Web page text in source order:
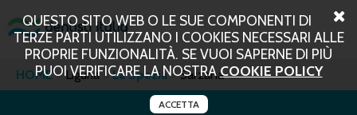
QUESTO SITO WEB O LE SUE COMPONENTI DI
TERZE PARTI UTILIZZANO I COOKIES NECESSARI ALLE
PROPRIE FUNZIONALITÀ. SE VUOI SAPERNE DI PIÙ
PUOI VERIFICARE LA NOSTRACOOKIE POLICY
ACCETTA
HOME Liguria La Spezia Sarzana